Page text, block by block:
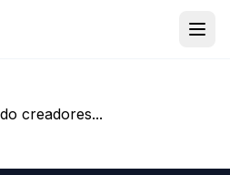
creadores...